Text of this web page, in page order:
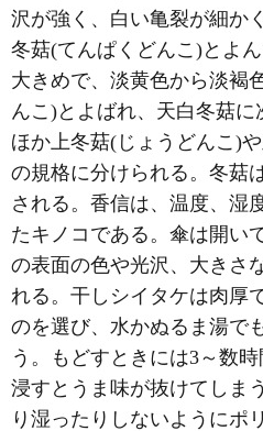
沢が強く、白い亀裂が細か
冬菇(てんぱくどんこ)とよ
大きめで、淡黄色から淡褐
んこ)とよばれ、天白冬菇
ほか上冬菇(じょうどんこ)
の規格に分けられる。冬菇
される。香信は、温度、湿
たキノコである。傘は開い
の表面の色や光沢、大きさ
れる。干しシイタケは肉厚
のを選び、水かぬるま湯で
う。もどすときには3～数
浸すとうま味が抜けてしま
り湿ったりしないようにポ